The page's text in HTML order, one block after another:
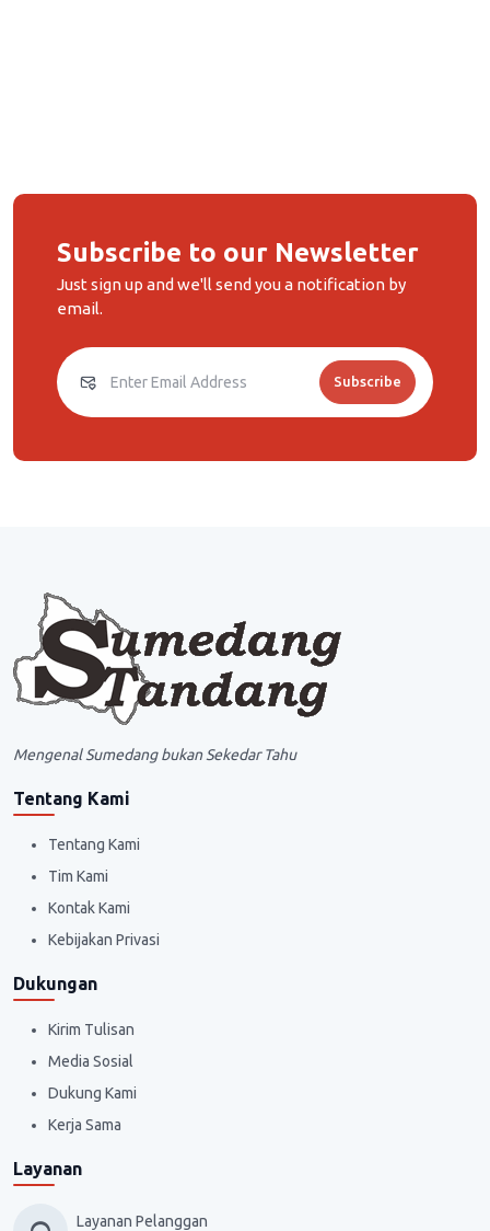
Subscribe to our Newsletter
Just sign up and we'll send you a notification by
email.
Subscribe
Mengenal Sumedang bukan Sekedar Tahu
Tentang Kami
Tentang Kami
Tim Kami
Kontak Kami
Kebijakan Privasi
Dukungan
Kirim Tulisan
Media Sosial
Dukung Kami
Kerja Sama
Layanan
Layanan Pelanggan